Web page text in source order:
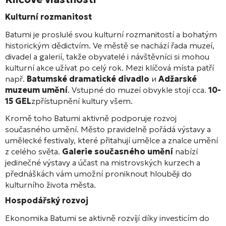
Kulturní rozmanitost
Batumi je proslulé svou kulturní rozmanitostí a bohatým
historickým dědictvím. Ve městě se nachází řada muzeí,
divadel a galerií, takže obyvatelé i návštěvníci si mohou
kulturní akce užívat po celý rok. Mezi klíčová místa patří
např. Batumské dramatické divadlo и Adžarské
muzeum umění. Vstupné do muzeí obvykle stojí cca. 10-
15 GELzpřístupnění kultury všem.
Kromě toho Batumi aktivně podporuje rozvoj
současného umění. Město pravidelně pořádá výstavy a
umělecké festivaly, které přitahují umělce a znalce umění
z celého světa. Galerie současného umění nabízí
jedinečné výstavy a účast na mistrovských kurzech a
přednáškách vám umožní proniknout hlouběji do
kulturního života města.
Hospodářský rozvoj
Ekonomika Batumi se aktivně rozvíjí díky investicím do